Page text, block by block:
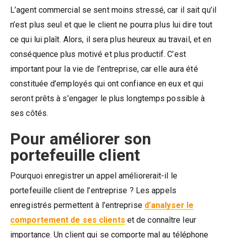
L’agent commercial se sent moins stressé, car il sait qu’il
n’est plus seul et que le client ne pourra plus lui dire tout
ce qui lui plaît. Alors, il sera plus heureux au travail, et en
conséquence plus motivé et plus productif. C’est
important pour la vie de l’entreprise, car elle aura été
constituée d’employés qui ont confiance en eux et qui
seront prêts à s’engager le plus longtemps possible à
ses côtés.
Pour améliorer son
portefeuille client
Pourquoi enregistrer un appel améliorerait-il le
portefeuille client de l’entreprise ? Les appels
enregistrés permettent à l’entreprise d’analyser le
comportement de ses clients et de connaître leur
importance. Un client qui se comporte mal au téléphone